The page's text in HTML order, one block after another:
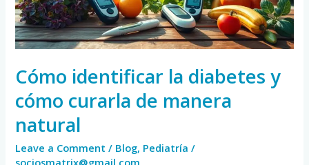
Cómo identificar la diabetes y
cómo curarla de manera
natural
Leave a Comment / Blog, Pediatría /
sociosmatrix@gmail.com
curarla
de
manera
natural